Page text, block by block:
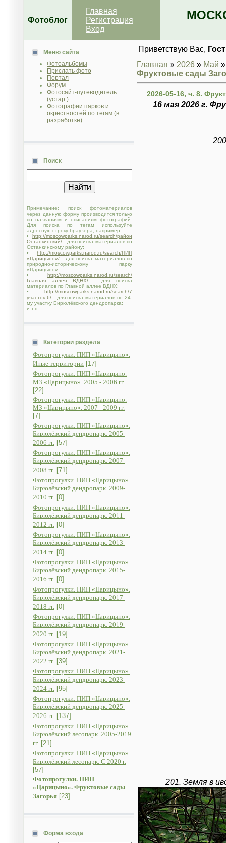
Фотоблог
Главная
Регистрация
Вход
Меню сайта
Фотоальбомы
Прислать фото
Портал
Форум
Фотосайт-путеводитель
(устар.)
Фотографии парков и
окрестностей по тегам (в
разработке)
Поиск
Примечание: поиск фотоматериалов
через данную форму производится только
по названиям и описаниям фотографий.
Для поиска по тегам используйте
адресную строку браузера, например:
• http://moscowparks.narod.ru/search/район
Останкинский/ - для поиска материалов по
Останкинскому району;
• http://moscowparks.narod.ru/search/ПИП
«Царицыно»/ - для поиска материалов по
природно-историческому парку
«Царицыно»;
• http://moscowparks.narod.ru/search/
Главная аллея ВДНХ/- для поиска
материалов по Главной аллее ВДНХ;
• http://moscowparks.narod.ru/search/7
участок 6/- для поиска материалов по 24-
му участку Бирюлёвского дендропарка;
и т.п.
Категории раздела
Фотопрогулки. ПИП «Царицыно».
Иные территории [17]
Фотопрогулки. ПИП «Царицыно.
МЗ «Царицыно». 2005 - 2006 гг.
[22]
Фотопрогулки. ПИП «Царицыно.
МЗ «Царицыно». 2007 - 2009 гг.
[7]
Фотопрогулки. ПИП «Царицыно».
Бирюлёвский дендропарк. 2005-
2006 гг. [57]
Фотопрогулки. ПИП «Царицыно».
Бирюлёвский дендропарк. 2007-
2008 гг. [71]
Фотопрогулки. ПИП «Царицыно».
Бирюлёвский дендропарк. 2009-
2010 гг. [0]
Фотопрогулки. ПИП «Царицыно».
Бирюлёвский дендропарк. 2011-
2012 гг. [0]
Фотопрогулки. ПИП «Царицыно».
Бирюлёвский дендропарк. 2013-
2014 гг. [0]
Фотопрогулки. ПИП «Царицыно».
Бирюлёвский дендропарк. 2015-
2016 гг. [0]
Фотопрогулки. ПИП «Царицыно».
Бирюлёвский дендропарк. 2017-
2018 гг. [0]
Фотопрогулки. ПИП «Царицыно».
Бирюлёвский дендропарк. 2019-
2020 гг. [19]
Фотопрогулки. ПИП «Царицыно».
Бирюлёвский дендропарк. 2021-
2022 гг. [39]
Фотопрогулки. ПИП «Царицыно».
Бирюлёвский дендропарк. 2023-
2024 гг. [95]
Фотопрогулки. ПИП «Царицыно».
Бирюлёвский дендропарк. 2025-
2026 гг. [137]
Фотопрогулки. ПИП «Царицыно».
Бирюлёвский лесопарк. 2005-2019
гг. [21]
Фотопрогулки. ПИП «Царицыно».
Бирюлёвский лесопарк. C 2020 г.
[57]
Фотопрогулки. ПИП
«Царицыно». Фруктовые сады
Загорья [23]
Форма входа
Приветствую Вас,
Главная » 2026 » Май »
Фруктовые сады
2026-05-16, ч. 8.
16 мая 2026 г.
201. Земля в